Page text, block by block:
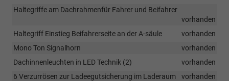
Haltegriffe am Dachrahmenfür Fahrer und Beifahrer
vorhanden
Haltegriff Einstieg Beifahrerseite an der A-säule
vorhanden
Mono Ton Signalhorn
vorhanden
Dachinnenleuchten in LED Technik (2)
vorhanden
6 Verzurrösen zur Ladeegutsicherung im Laderaum
vorhanden